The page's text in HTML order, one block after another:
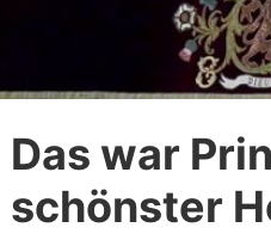
Das war
schönster